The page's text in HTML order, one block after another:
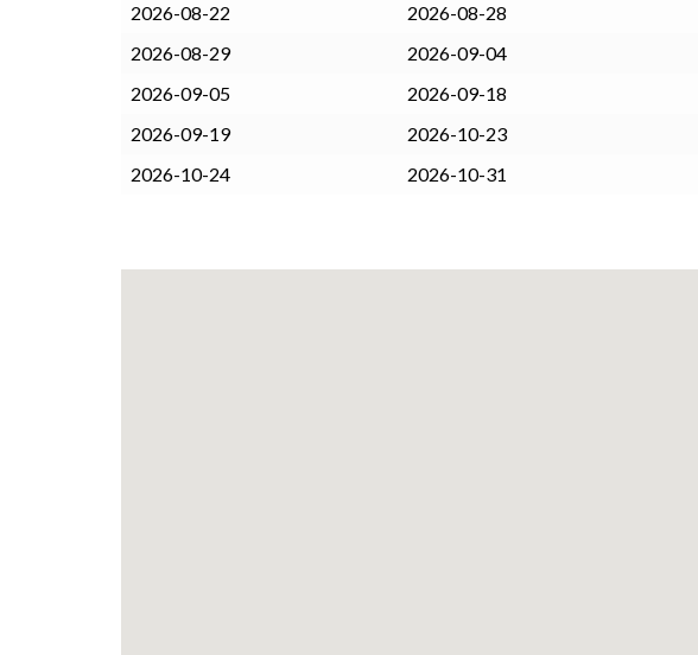
2026-08-22
2026-08-28
2026-08-29
2026-09-04
2026-09-05
2026-09-18
2026-09-19
2026-10-23
2026-10-24
2026-10-31